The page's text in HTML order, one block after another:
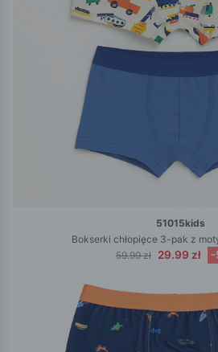
51015kids
Bokserki chłopięce 3-pak z
59.99 zł 29.99 zł -